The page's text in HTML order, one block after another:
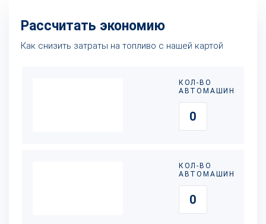
Рассчитать экономию
Как снизить затраты на топливо с нашей картой
КОЛ-ВО
АВТОМАШИН
КОЛ-ВО
АВТОМАШИН